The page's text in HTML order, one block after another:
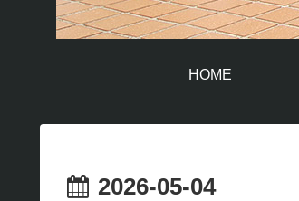
HOME
2026-05-04